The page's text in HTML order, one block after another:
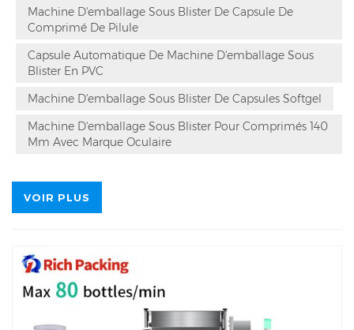
Machine D'emballage Sous Blister De Capsule De
Comprimé De Pilule
Capsule Automatique De Machine D'emballage Sous
Blister En PVC
Machine D'emballage Sous Blister De Capsules Softgel
Machine D'emballage Sous Blister Pour Comprimés 140
Mm Avec Marque Oculaire
VOIR PLUS